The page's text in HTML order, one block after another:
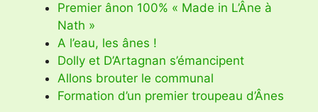
Premier ânon 100% « Made in L’Âne à
Nath »
A l’eau, les ânes !
Dolly et D’Artagnan s’émancipent
Allons brouter le communal
Formation d’un premier troupeau d’Ânes